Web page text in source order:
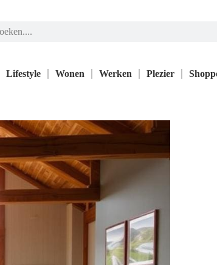
Lifestyle Wonen Werken Plezier